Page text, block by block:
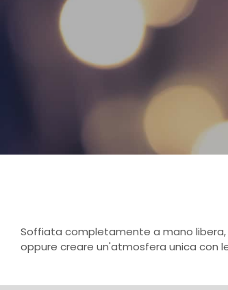
Soffiata completamente a mano
oppure creare un'atmosfera unica con